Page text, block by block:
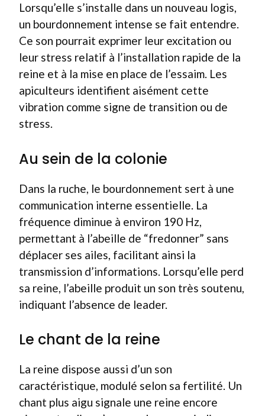
Lorsqu’elle s’installe dans un nouveau logis,
un bourdonnement intense se fait entendre.
Ce son pourrait exprimer leur excitation ou
leur stress relatif à l’installation rapide de la
reine et à la mise en place de l’essaim. Les
apiculteurs identifient aisément cette
vibration comme signe de transition ou de
stress.
Au sein de la colonie
Dans la ruche, le bourdonnement sert à une
communication interne essentielle. La
fréquence diminue à environ 190 Hz,
permettant à l’abeille de “fredonner” sans
déplacer ses ailes, facilitant ainsi la
transmission d’informations. Lorsqu’elle perd
sa reine, l’abeille produit un son très soutenu,
indiquant l’absence de leader.
Le chant de la reine
La reine dispose aussi d’un son
caractéristique, modulé selon sa fertilité. Un
chant plus aigu signale une reine encore